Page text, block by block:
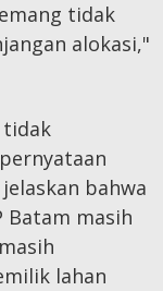
tidak
alokasi,"
tidak
bahwa
Batam masih
lahan